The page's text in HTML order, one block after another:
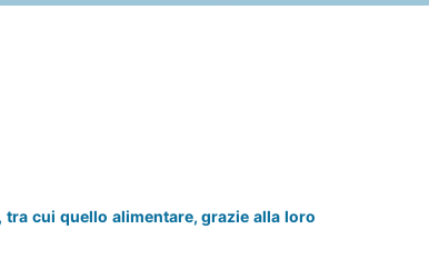
cui quello alimentare, grazie alla loro